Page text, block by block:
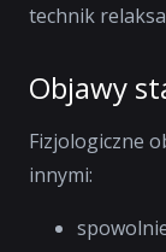
technik
Objawy
Fizjologiczne
innymi: